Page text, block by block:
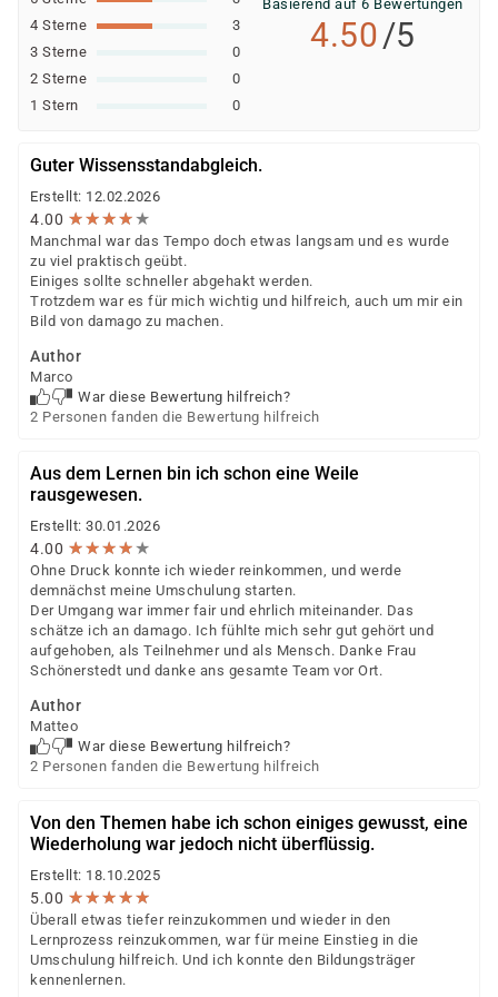
Schaltungen, logische Operatoren,
Wahrheitstabellen
Datentypen, Kontrollstrukturen
Gegenüberstellung der Fachrichtungen:
Vorstellung Lehrplan Anwendungsentwicklung
Vorstellung Lehrplan Systemintegration
Pro und Contra für persönliche Interessen und
Stärken
die Berufe „Fachinformatiker“ in der Praxis
Kompetenzfeststellung:
persönliches Gespräch zum Thema Umschulung,
Ermittlung von möglichen Berufen, Selbst- und
Fremdeinschätzung zu den Berufsfeldern,
Auswertung und Erstellung eines Profils
4 Sterne
3
3 Sterne
0
2 Sterne
0
1 Stern
0
Basierend auf 6 Bewertungen
4.50/5
Guter Wissensstandabgleich.
Erstellt: 12.02.2026
4.00 ★★★★★
★★★★★
Manchmal war das Tempo doch etwas langsam und es wurde
zu viel praktisch geübt.
Einiges sollte schneller abgehakt werden.
Trotzdem war es für mich wichtig und hilfreich, auch um mir ein
Bild von damago zu machen.
Author
Marco
War diese Bewertung hilfreich?
2 Personen fanden die Bewertung hilfreich
Aus dem Lernen bin ich schon eine Weile
rausgewesen.
Erstellt: 30.01.2026
4.00 ★★★★★
★★★★★
Ohne Druck konnte ich wieder reinkommen, und werde
demnächst meine Umschulung starten.
Der Umgang war immer fair und ehrlich miteinander. Das
schätze ich an damago. Ich fühlte mich sehr gut gehört und
aufgehoben, als Teilnehmer und als Mensch. Danke Frau
Schönerstedt und danke ans gesamte Team vor Ort.
Author
Matteo
War diese Bewertung hilfreich?
2 Personen fanden die Bewertung hilfreich
Von den Themen habe ich schon einiges gewusst, eine
Wiederholung war jedoch nicht überflüssig.
Erstellt: 18.10.2025
5.00 ★★★★★
★★★★★
Überall etwas tiefer reinzukommen und wieder in den
Lernprozess reinzukommen, war für meine Einstieg in die
Umschulung hilfreich. Und ich konnte den Bildungsträger
kennenlernen.